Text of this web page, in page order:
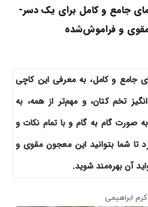
جامع و کامل برای یک دسر-
و فراموش‌شده
جامع و کامل، به معرفی این کاچی
کتان، و مهم‌تر از همه، به
گام به گام و با تمام نکات و
شما بتوانید این معجون مقوی و
آن بهره‌مند شوید.
ابراهیمی